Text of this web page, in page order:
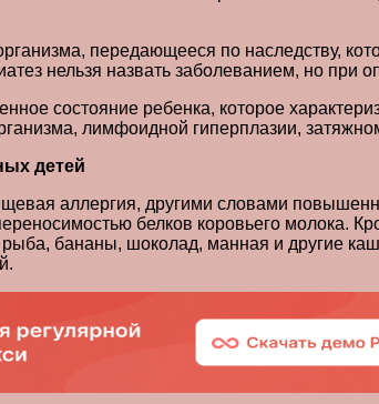
передающееся по наследству,
нельзя назвать заболеванием, но
состояние ребенка, которое
лимфоидной гиперплазии,
детей
аллергия, другими словами
белков коровьего молока.
бананы, шоколад, манная и другие